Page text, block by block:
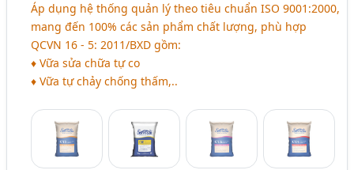
Áp dụng hệ thống quản lý theo tiêu chuẩn ISO 9001:2000,
mang đến 100% các sản phẩm chất lượng, phù hợp
QCVN 16 - 5: 2011/BXD gồm:
♦ Vữa sửa chữa tự co
♦ Vữa tự chảy chống thấm,..